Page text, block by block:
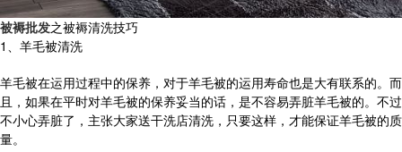
被褥批发之被褥清洗技巧
1、羊毛被清洗
羊毛被在运用过程中的保养，对于羊毛被的运用寿命也是大有联系的。而
且，如果在平时对羊毛被的保养妥当的话，是不容易弄脏羊毛被的。不过
不小心弄脏了，主张大家送干洗店清洗，只要这样，才能保证羊毛被的质
量。